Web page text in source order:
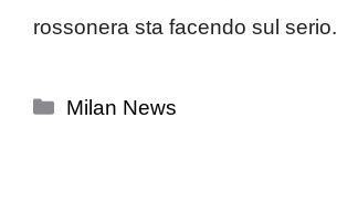
rossonera sta facendo sul serio.
Categorie
Milan News